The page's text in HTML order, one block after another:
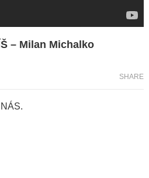
– Milan Michalko
SHARE